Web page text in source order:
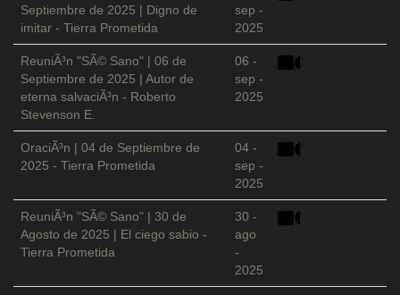
Septiembre de 2025 | Digno de
imitar - Tierra Prometida
sep -
2025
ReuniÃ³n "SÃ© Sano" | 06 de
Septiembre de 2025 | Autor de
eterna salvaciÃ³n - Roberto
Stevenson E.
06 -
sep -
2025
OraciÃ³n | 04 de Septiembre de
2025 - Tierra Prometida
04 -
sep -
2025
ReuniÃ³n "SÃ© Sano" | 30 de
Agosto de 2025 | El ciego sabio -
Tierra Prometida
30 -
ago
-
2025